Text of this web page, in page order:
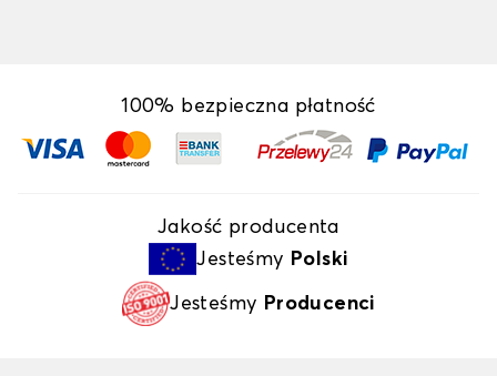
100% bezpieczna płatność
Jakość producenta
Jesteśmy Polski
Jesteśmy Producenci